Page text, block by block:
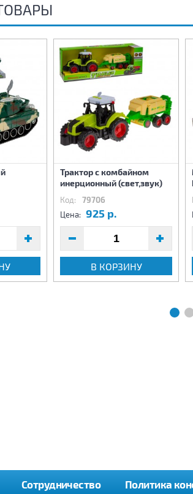
Трактор с комбайном
инерционный (свет,звук)
Код: 79706
Цена: 925 р.
В КОРЗИНУ
Сотрудничество Политика